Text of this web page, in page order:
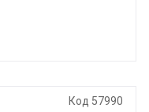
Код 57990